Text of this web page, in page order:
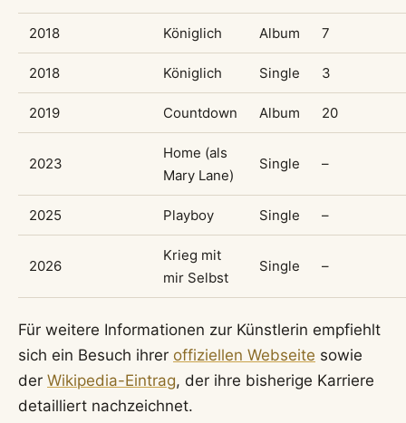
2018 Königlich Album 7
2018 Königlich Single 3
2019 Countdown Album 20
2023
Home (als
Mary Lane)
Single –
2025 Playboy Single –
2026
Krieg mit
mir Selbst
Single –
Für weitere Informationen zur Künstlerin empfiehlt
sich ein Besuch ihrer offiziellen Webseite sowie
der Wikipedia-Eintrag, der ihre bisherige Karriere
detailliert nachzeichnet.